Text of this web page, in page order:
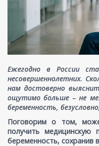
Ежегодно в России
несовершеннолетних.
нам достоверно
ощутимо больше – не
беременность,
Поговорим о том,
получить медицинскую
беременность, сохранив